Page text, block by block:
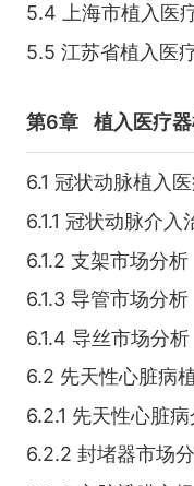
5.4 上海市植入医
5.5 江苏省植入医
第6章 植入医疗
6.1 冠状动脉植入
6.1.1 冠状动脉介入
6.1.2 支架市场分析
6.1.3 导管市场分析
6.1.4 导丝市场分析
6.2 先天性心脏病
6.2.1 先天性心脏
6.2.2 封堵器市场